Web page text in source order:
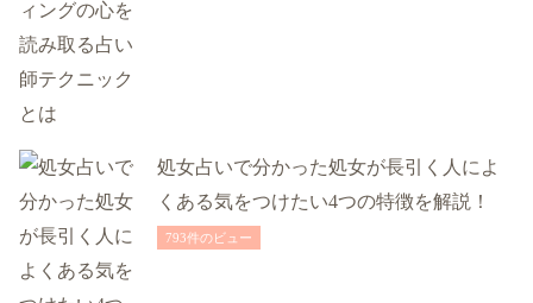
処女占いで分かった処女が長引く人によ
くある気をつけたい4つの特徴を解説！
793件のビュー